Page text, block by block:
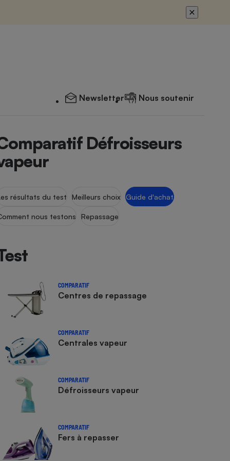
Newsletter Nous soutenir
Défroisseurs
résultats du test Meilleurs choix Guide d'achat
nous testons Repassage
COMPARATIF
Centres de repassage
COMPARATIF
Centrales vapeur
COMPARATIF
Défroisseurs vapeur
COMPARATIF
Fers à repasser